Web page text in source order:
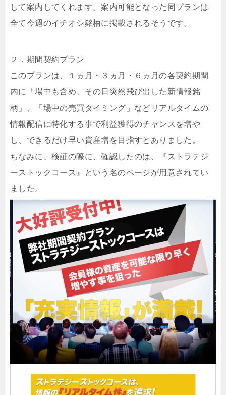
して案内してくれます。案内可能となった同プランは
全て今週のイチオシ銘柄に掲載されるそうです。
２．期間契約プラン
このプランは、１ヵ月・３ヵ月・６ヵ月の各契約期間
内に「場中も含め、その日突然飛び出した新情報銘
柄」、「場中の売買タイミング」などリアルタイムの
情報配信に特化する事で利益獲得のチャンスを増や
し、できるだけ早い資産増を目指すとありました。
ちなみに、検証の際に、確認したのは、『ストラテジ
ーストックコース』という名のページが用意されてい
ました。